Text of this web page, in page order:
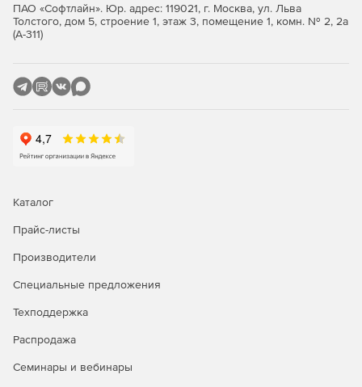
Основные возможности
ресурсах, в приложениях, при удаленном доступе на
мобильном устройстве или ПК.
Замена парольной аутентификации при доступе к БД,
ПАО «Софтлайн». Юр. адрес: 119021, г. Москва, ул. Льва
Толстого, дом 5, строение 1, этаж 3, помещение 1, комн. № 2, 2а
(А-311)
Каталог
Прайс-листы
Производители
Специальные предложения
Техподдержка
Распродажа
Семинары и вебинары